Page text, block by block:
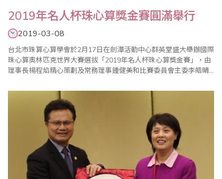
2019年名人杯珠心算獎金賽圓滿舉行
2019-03-08
台北市珠算心算學會於2月17日在劍潭活動中心群英堂盛大舉辦國際
珠心算奧林匹克世界大賽選拔「2019年名人杯珠心算獎金賽」，由
理事長楊程焰精心策劃及常務理事鍾健美和比賽委員會主委李皓晴
彥光老師主持下，比賽在選手胡永璇帶領宣誓下揭開序幕，加上眾
多老師的協助與配合，使得比賽圓滿成功。 本屆比賽開創閃算PK表
演賽，凡參加珠算比賽的孩子，人人皆..